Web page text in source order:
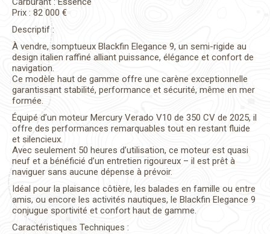
Prix : 82 000 €
Descriptif :
À vendre, somptueux Blackfin Elegance 9, un semi-rigide au
design italien raffiné alliant puissance, élégance et confort de
navigation.
Ce modèle haut de gamme offre une carène exceptionnelle
garantissant stabilité, performance et sécurité, même en mer
formée.
Équipé d’un moteur Mercury Verado V10 de 350 CV de 2025, il
offre des performances remarquables tout en restant fluide
et silencieux.
Avec seulement 50 heures d’utilisation, ce moteur est quasi
neuf et a bénéficié d’un entretien rigoureux – il est prêt à
naviguer sans aucune dépense à prévoir.
Idéal pour la plaisance côtière, les balades en famille ou entre
amis, ou encore les activités nautiques, le Blackfin Elegance 9
conjugue sportivité et confort haut de gamme.
Caractéristiques Techniques :